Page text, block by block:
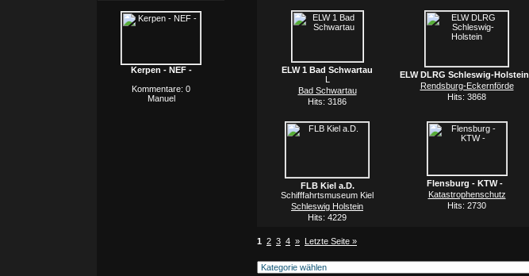
Kerpen - NEF -
Kommentare: 0
Manuel
ELW 1 Bad Schwartau
L
Bad Schwartau
Hits: 3186
ELW DLRG Schleswig-Holstein
Rendsburg-Eckernförde
Hits: 3868
FLB Kiel a.D.
Schifffahrtsmuseum Kiel
Schleswig Holstein
Hits: 4229
Flensburg - KTW -
Katastrophenschutz
Hits: 2730
1 2 3 4 » Letzte Seite »